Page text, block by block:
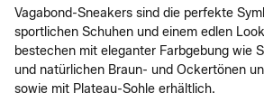
Vagabond-Sneakers sind die perfekte
sportlichen Schuhen und einem edlen
bestechen mit eleganter Farbgebung wie
und natürlichen Braun- und Ockertönen
sowie mit Plateau-Sohle erhältlich.